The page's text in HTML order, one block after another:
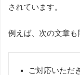
されています。
例えば、次の文章も
ご対応いただ